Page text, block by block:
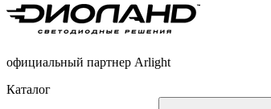
официальный партнер Arlight
Каталог